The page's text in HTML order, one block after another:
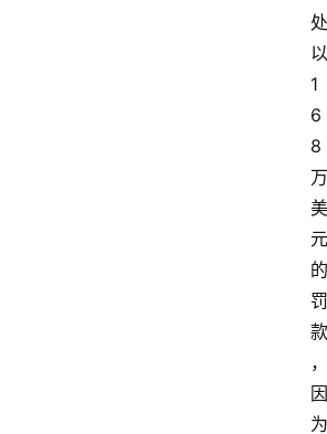
处
以
1
6
8
万
美
元
的
罚
款
，
因
为